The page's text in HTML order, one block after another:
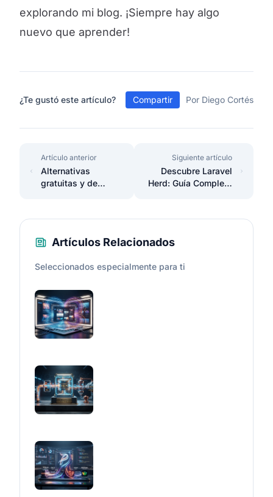
explorando mi blog. ¡Siempre hay algo
nuevo que aprender!
¿Te gustó este artículo? Compartir Por Diego Cortés
Artículo anterior
Alternativas
gratuitas y de
Siguiente artículo
Descubre Laravel
Herd: Guía Completa
Artículos Relacionados
Seleccionados especialmente para ti